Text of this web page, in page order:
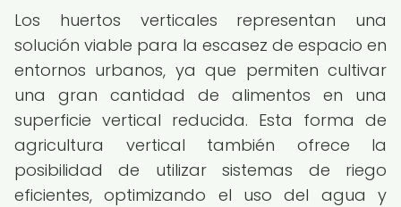
Los huertos verticales representan una
solución viable para la escasez de espacio en
entornos urbanos, ya que permiten cultivar
una gran cantidad de alimentos en una
superficie vertical reducida. Esta forma de
agricultura vertical también ofrece la
posibilidad de utilizar sistemas de riego
eficientes, optimizando el uso del agua y